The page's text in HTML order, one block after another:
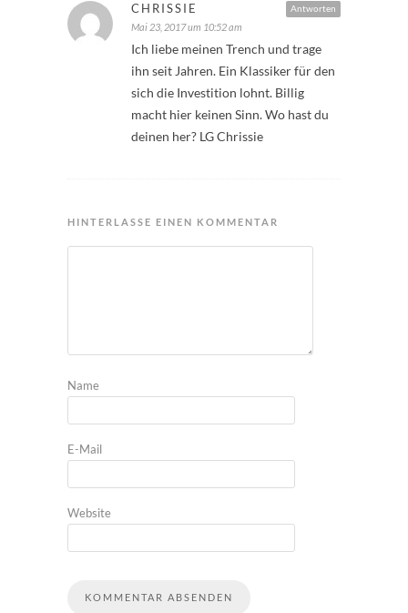
Antworten
CHRISSIE
Mai 23, 2017 um 10:52 am
Ich liebe meinen Trench und trage
ihn seit Jahren. Ein Klassiker für den
sich die Investition lohnt. Billig
macht hier keinen Sinn. Wo hast du
deinen her? LG Chrissie
HINTERLASSE EINEN KOMMENTAR
Name
E-Mail
Website